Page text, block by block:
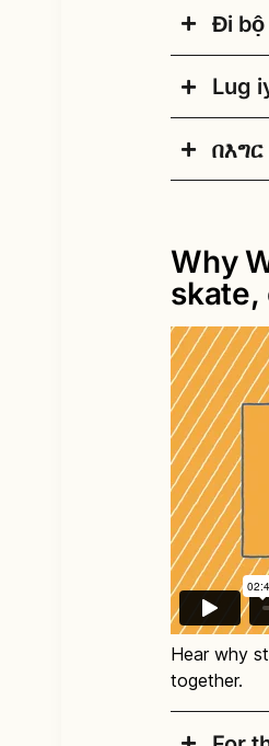
or
to
PORQUE
hacer
QUE
un
Los
为什么
染，同
生
起
校。
10
上
你可
交
可
支
穿的
用
来
Đi
TẠI SAO
dục,
ĐIỀU GÌ
có
Hãy
các
Lug
[Somali]
Maxay
Ka
oo
xilli
iyo
ለምንወደ
ተማሪዎች
ምንድን
ወደ
Why
skate,
Hear why
together.